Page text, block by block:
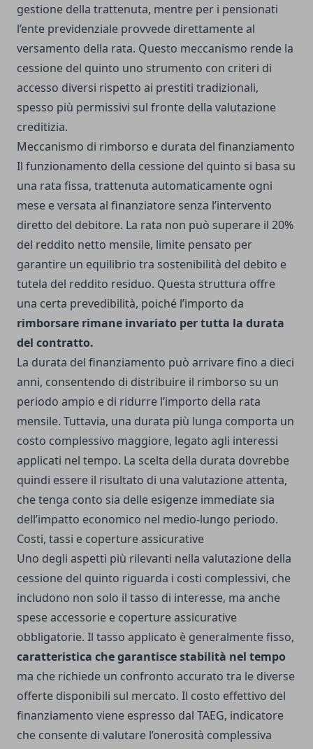
gestione della trattenuta, mentre per i pensionati
l’ente previdenziale provvede direttamente al
versamento della rata. Questo meccanismo rende la
cessione del quinto uno strumento con criteri di
accesso diversi rispetto ai prestiti tradizionali,
spesso più permissivi sul fronte della valutazione
creditizia.
Meccanismo di rimborso e durata del finanziamento
Il funzionamento della cessione del quinto si basa su
una rata fissa, trattenuta automaticamente ogni
mese e versata al finanziatore senza l’intervento
diretto del debitore. La rata non può superare il 20%
del reddito netto mensile, limite pensato per
garantire un equilibrio tra sostenibilità del debito e
tutela del reddito residuo. Questa struttura offre
una certa prevedibilità, poiché l’importo da
rimborsare rimane invariato per tutta la durata
del contratto.
La durata del finanziamento può arrivare fino a dieci
anni, consentendo di distribuire il rimborso su un
periodo ampio e di ridurre l’importo della rata
mensile. Tuttavia, una durata più lunga comporta un
costo complessivo maggiore, legato agli interessi
applicati nel tempo. La scelta della durata dovrebbe
quindi essere il risultato di una valutazione attenta,
che tenga conto sia delle esigenze immediate sia
dell’impatto economico nel medio-lungo periodo.
Costi, tassi e coperture assicurative
Uno degli aspetti più rilevanti nella valutazione della
cessione del quinto riguarda i costi complessivi, che
includono non solo il tasso di interesse, ma anche
spese accessorie e coperture assicurative
obbligatorie. Il tasso applicato è generalmente fisso,
caratteristica che garantisce stabilità nel tempo
ma che richiede un confronto accurato tra le diverse
offerte disponibili sul mercato. Il costo effettivo del
finanziamento viene espresso dal TAEG, indicatore
che consente di valutare l’onerosità complessiva